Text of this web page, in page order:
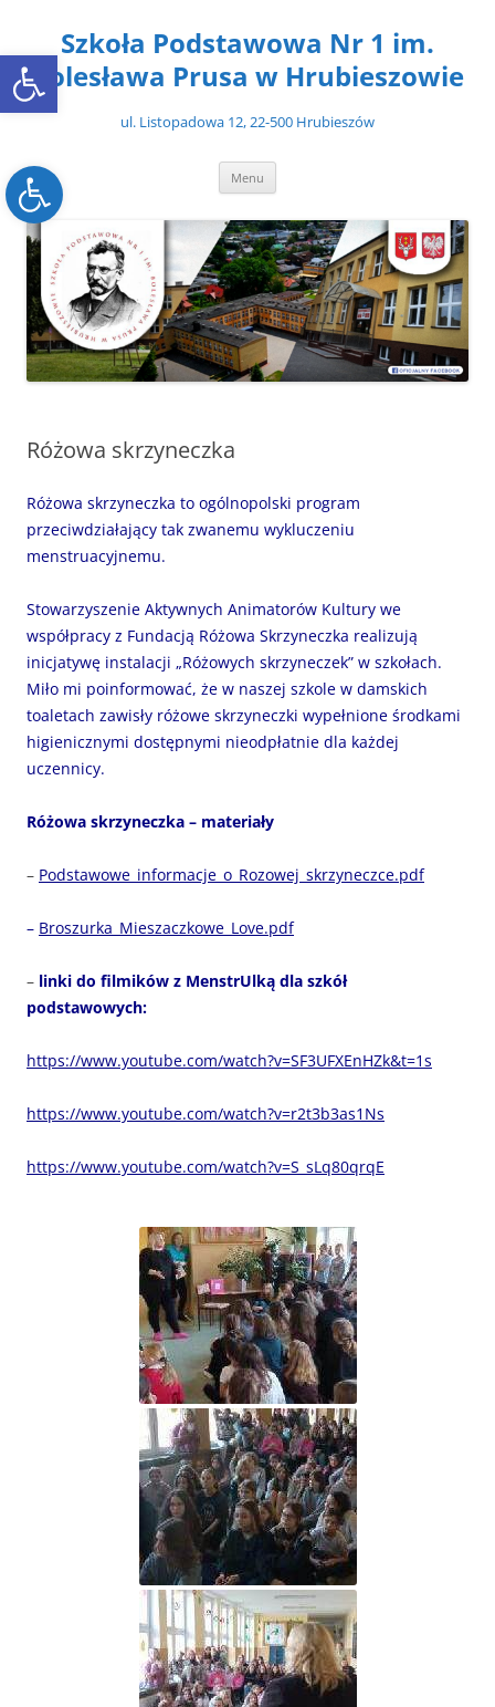
Open toolbar
Open toolbar
treściSzkoła Podstawowa Nr 1 im.
Bolesława Prusa w Hrubieszowie
ul. Listopadowa 12, 22-500 Hrubieszów
Menu
Różowa skrzyneczka
Różowa skrzyneczka to ogólnopolski program
przeciwdziałający tak zwanemu wykluczeniu
menstruacyjnemu.
Stowarzyszenie Aktywnych Animatorów Kultury we
współpracy z Fundacją Różowa Skrzyneczka realizują
inicjatywę instalacji „Różowych skrzyneczek” w szkołach.
Miło mi poinformować, że w naszej szkole w damskich
toaletach zawisły różowe skrzyneczki wypełnione środkami
higienicznymi dostępnymi nieodpłatnie dla każdej
uczennicy.
Różowa skrzyneczka – materiały
– Podstawowe_informacje_o_Rozowej_skrzyneczce.pdf
– Broszurka_Mieszaczkowe_Love.pdf
– linki do filmików z MenstrUlką dla szkół
podstawowych:
https://www.youtube.com/watch?v=SF3UFXEnHZk&t=1s
https://www.youtube.com/watch?v=r2t3b3as1Ns
https://www.youtube.com/watch?v=S_sLq80qrqE